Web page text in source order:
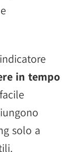
in tempo
solo a